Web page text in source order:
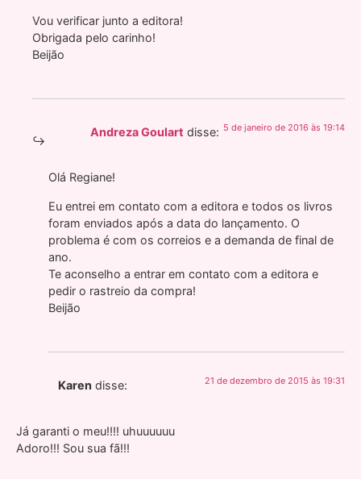
Vou verificar junto a editora!
Obrigada pelo carinho!
Beijão
Andreza Goulart disse: 5 de janeiro de 2016 às 19:14
Olá Regiane!
Eu entrei em contato com a editora e todos os livros
foram enviados após a data do lançamento. O
problema é com os correios e a demanda de final de
ano.
Te aconselho a entrar em contato com a editora e
pedir o rastreio da compra!
Beijão
Karen disse: 21 de dezembro de 2015 às 19:31
Já garanti o meu!!!! uhuuuuuu
Adoro!!! Sou sua fã!!!